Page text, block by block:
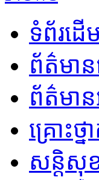
ទំព័រដើម
ព័ត៌មាន
ព័ត៌មាន
គ្រោះថ្
សន្តិសុ